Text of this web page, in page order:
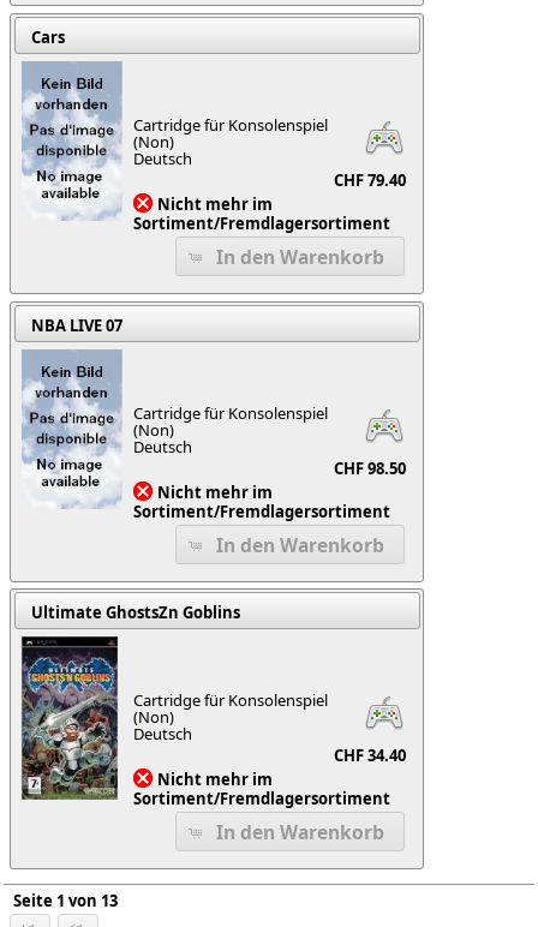
Cars
Cartridge für Konsolenspiel
(Non)
Deutsch
CHF 79.40
Nicht mehr im
Sortiment/Fremdlagersortiment
In den Warenkorb
NBA LIVE 07
Cartridge für Konsolenspiel
(Non)
Deutsch
CHF 98.50
Nicht mehr im
Sortiment/Fremdlagersortiment
In den Warenkorb
Ultimate GhostsZn Goblins
Cartridge für Konsolenspiel
(Non)
Deutsch
CHF 34.40
Nicht mehr im
Sortiment/Fremdlagersortiment
In den Warenkorb
Seite 1 von 13